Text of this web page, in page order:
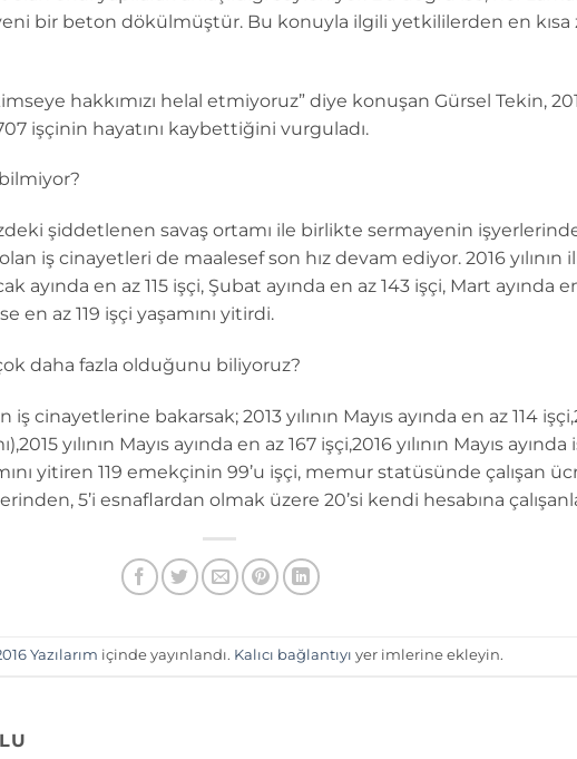
bir beton dökülmüştür. Bu konuyla ilgili yetkililerden en kısa
hakkımızı helal etmiyoruz” diye konuşan Gürsel Tekin,
işçinin hayatını kaybettiğini vurguladı.
şiddetlenen savaş ortamı ile birlikte sermayenin işyerlerinde
iş cinayetleri de maalesef son hız devam ediyor. 2016 yılının
ayında en az 115 işçi, Şubat ayında en az 143 işçi, Mart ayında
en az 119 işçi yaşamını yitirdi.
daha fazla olduğunu biliyoruz?
cinayetlerine bakarsak; 2013 yılının Mayıs ayında en az 114
yılının Mayıs ayında en az 167 işçi,2016 yılının Mayıs ayında
yitiren 119 emekçinin 99’u işçi, memur statüsünde çalışan
5’i esnaflardan olmak üzere 20’si kendi hesabına
Yazılarım içinde yayınlandı. Kalıcı bağlantıyı yer imlerine ekleyin.